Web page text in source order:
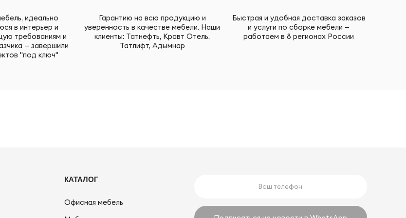
идеально
в интерьер и
требованиям и
— завершили
"под ключ"
Гарантию на всю продукцию и
уверенность в качестве мебели. Наши
клиенты: Татнефть, Кравт Отель,
Татлифт, Адымнар
Быстрая и удобная доставка заказов
и услуги по сборке мебели —
работаем в 8 регионах России
КАТАЛОГ
Офисная мебель